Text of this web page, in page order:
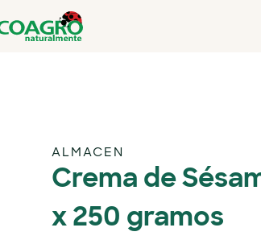
ALMACEN
Crema de
x 250 gramos